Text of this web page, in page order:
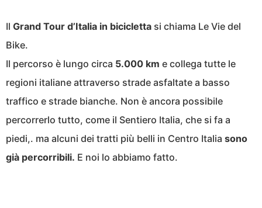
Il Grand Tour d’Italia in bicicletta si chiama Le Vie del
Bike.
Il percorso è lungo circa 5.000 km e collega tutte le
regioni italiane attraverso strade asfaltate a basso
traffico e strade bianche. Non è ancora possibile
percorrerlo tutto, come il Sentiero Italia, che si fa a
piedi,. ma alcuni dei tratti più belli in Centro Italia sono
già percorribili. E noi lo abbiamo fatto.